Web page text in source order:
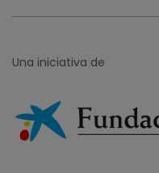
Una iniciativa de